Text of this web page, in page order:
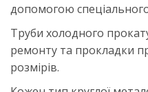
допомогою
Труби холодного
ремонту та прокладки
розмірів.